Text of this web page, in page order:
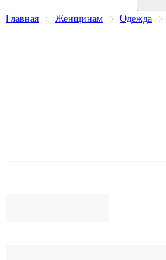
Главная Женщинам Одежда